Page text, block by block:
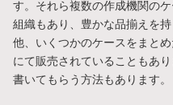
す。それら複数の作成機関の
組織もあり、豊かな品揃えを
他、いくつかのケースをまと
にて販売されていることもあ
書いてもらう方法もあります。